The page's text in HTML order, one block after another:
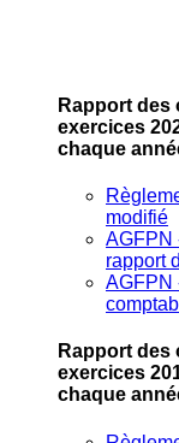
Rapport
exercices
chaque
modifié
AGFPN
rapport
AGFPN
Rapport
exercices
chaque